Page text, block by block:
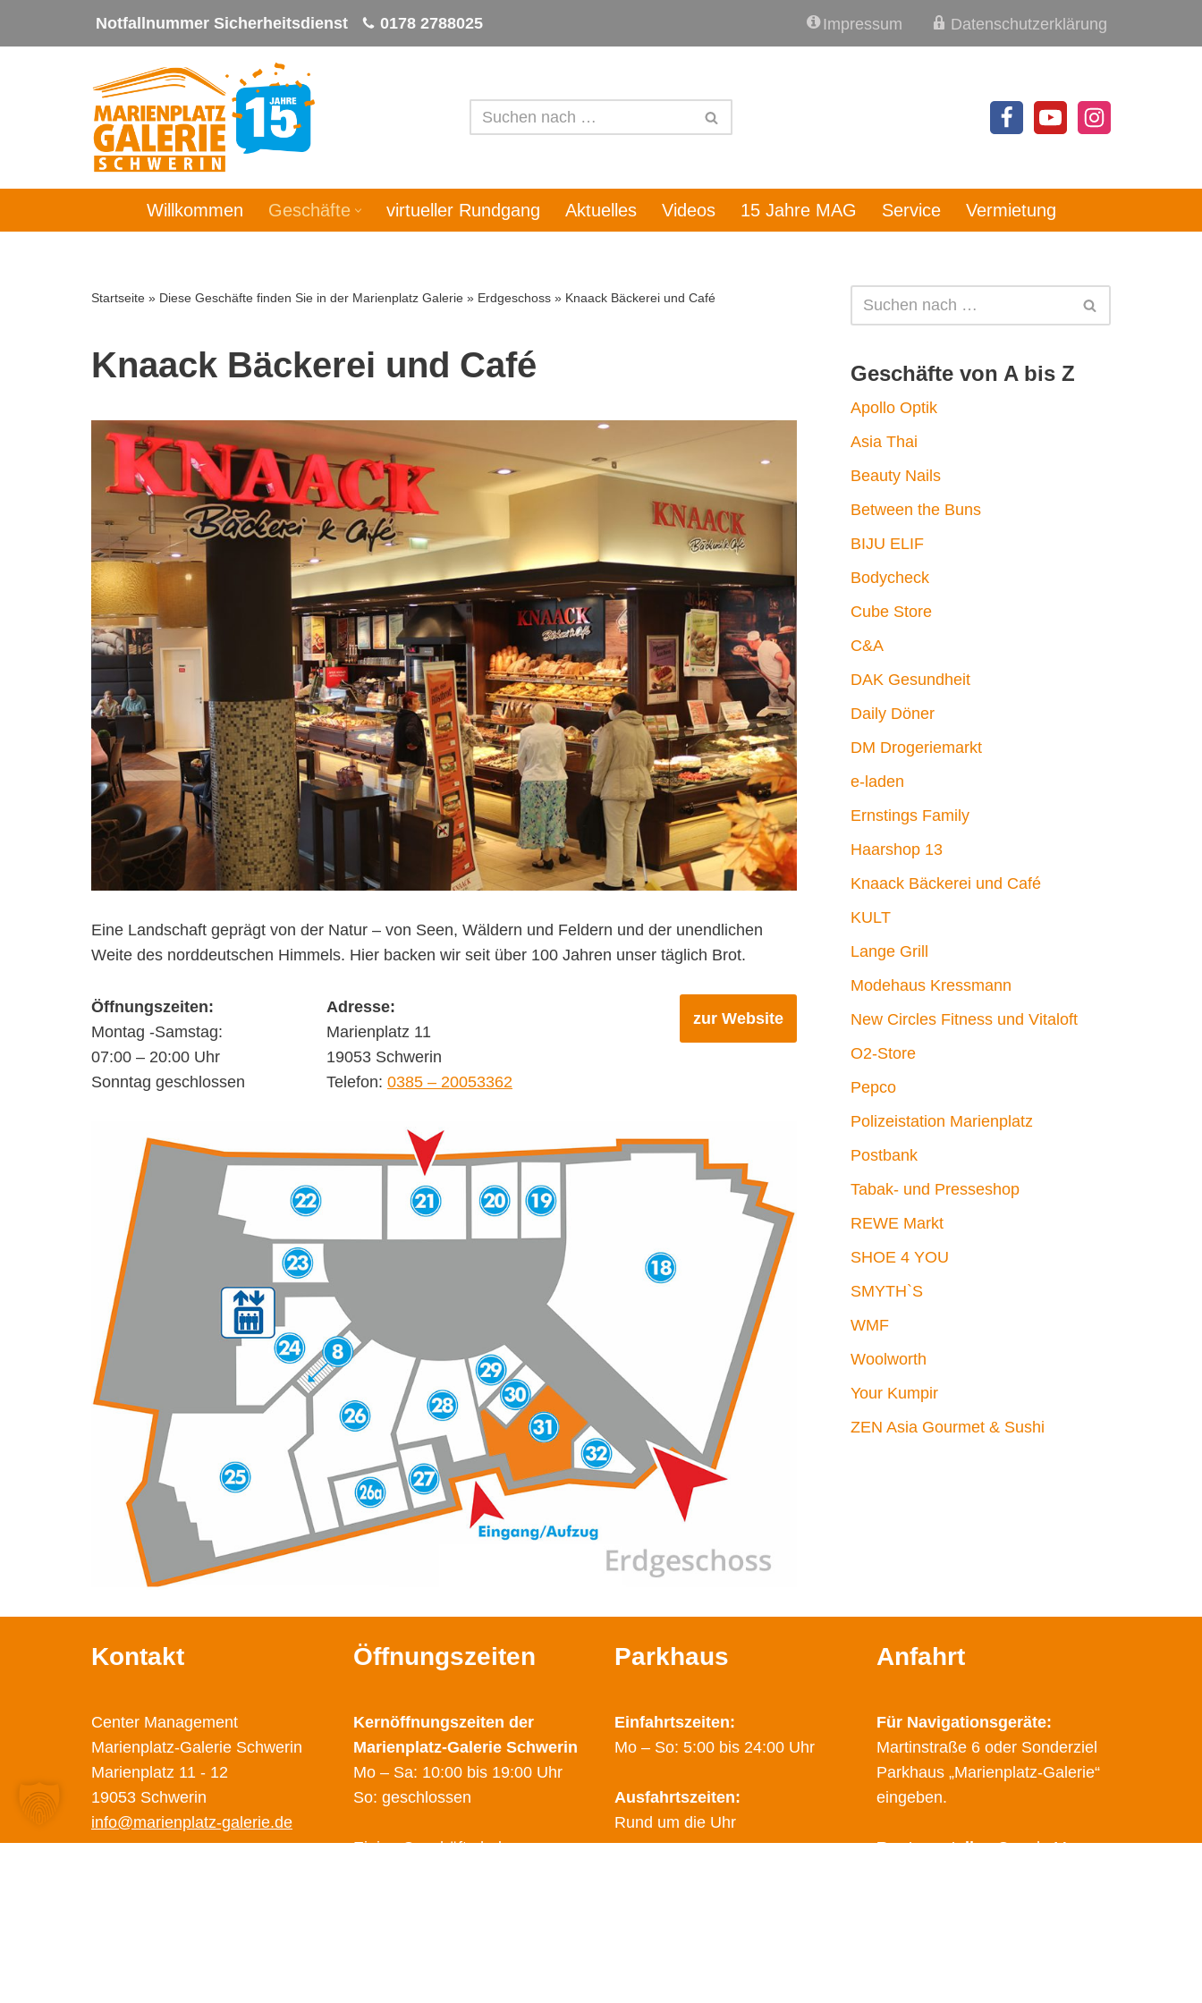
Zum
Notfallnummer Sicherheitsdienst 0178 2788025 Impressum Datenschutzerklärung
Willkommen Geschäfte virtueller Rundgang Aktuelles Videos 15 Jahre MAG Service Vermietung
Startseite » Diese Geschäfte finden Sie in der Marienplatz Galerie » Erdgeschoss » Knaack Bäckerei und Café
Knaack Bäckerei und Café
Eine Landschaft geprägt von der Natur – von Seen, Wäldern und Feldern und der unendlichen
Weite des norddeutschen Himmels. Hier backen wir seit über 100 Jahren unser täglich Brot.
Öffnungszeiten:
Montag -Samstag:
07:00 – 20:00 Uhr
Sonntag geschlossen
Adresse:
Marienplatz 11
19053 Schwerin
Telefon: 0385 – 20053362
zur Website
Geschäfte von A bis Z
Apollo Optik
Asia Thai
Beauty Nails
Between the Buns
BIJU ELIF
Bodycheck
Cube Store
C&A
DAK Gesundheit
Daily Döner
DM Drogeriemarkt
e-laden
Ernstings Family
Haarshop 13
Knaack Bäckerei und Café
KULT
Lange Grill
Modehaus Kressmann
New Circles Fitness und Vitaloft
O2-Store
Pepco
Polizeistation Marienplatz
Postbank
Tabak- und Presseshop
REWE Markt
SHOE 4 YOU
SMYTH`S
WMF
Woolworth
Your Kumpir
ZEN Asia Gourmet & Sushi
Kontakt
Center Management
Marienplatz-Galerie Schwerin
Marienplatz 11 - 12
19053 Schwerin
info@marienplatz-galerie.de
Öffnungszeiten
Kernöffnungszeiten der
Marienplatz-Galerie Schwerin
Mo – Sa: 10:00 bis 19:00 Uhr
So: geschlossen
Einige Geschäfte haben
Parkhaus
Einfahrtszeiten:
Mo – So: 5:00 bis 24:00 Uhr
Ausfahrtszeiten:
Rund um die Uhr
Anfahrt
Für Navigationsgeräte:
Martinstraße 6 oder Sonderziel
Parkhaus „Marienplatz-Galerie“
eingeben.
Route erstellenGoogle Maps